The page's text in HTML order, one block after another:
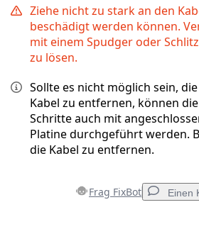
Ziehe nicht zu stark an den
beschädigt werden können.
mit einem Spudger oder
zu lösen.
Sollte es nicht möglich sein,
Kabel zu entfernen, können
Schritte auch mit
Platine durchgeführt werden.
die Kabel zu entfernen.
Frag FixBot Einen